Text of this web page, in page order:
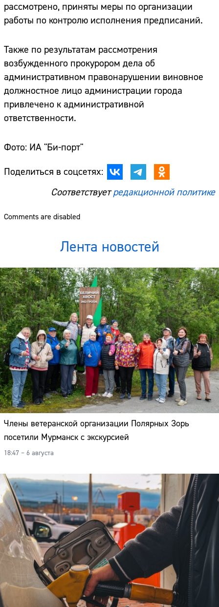
рассмотрено, приняты меры по организации
работы по контролю исполнения предписаний.
Также по результатам рассмотрения
возбужденного прокурором дела об
административном правонарушении виновное
должностное лицо администрации города
привлечено к административной
ответственности.
Фото: ИА "Би-порт"
Поделиться в соцсетях:
Соответствуетредакционной политике
Comments are disabled
Лента новостей
Члены ветеранской организации Полярных Зорь
посетили Мурманск с экскурсией
18:47 – 6 августа